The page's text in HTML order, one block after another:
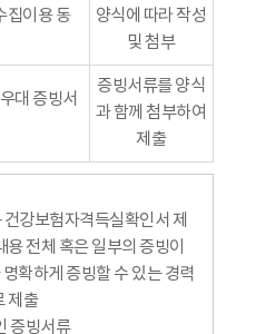
집이용 동
양식에 따라 작성
및 첨부
대 증빙서
증빙서류를 양식
과 함께 첨부하여
제출
강보험자격득실확인서 제
전체 혹은 일부의 증빙이
확하게 증빙할 수 있는 경력
제출
증빙서류